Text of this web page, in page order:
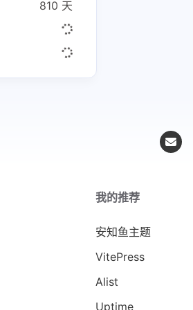
810 天
我的推荐
安知鱼主题
VitePress
Alist
Uptime